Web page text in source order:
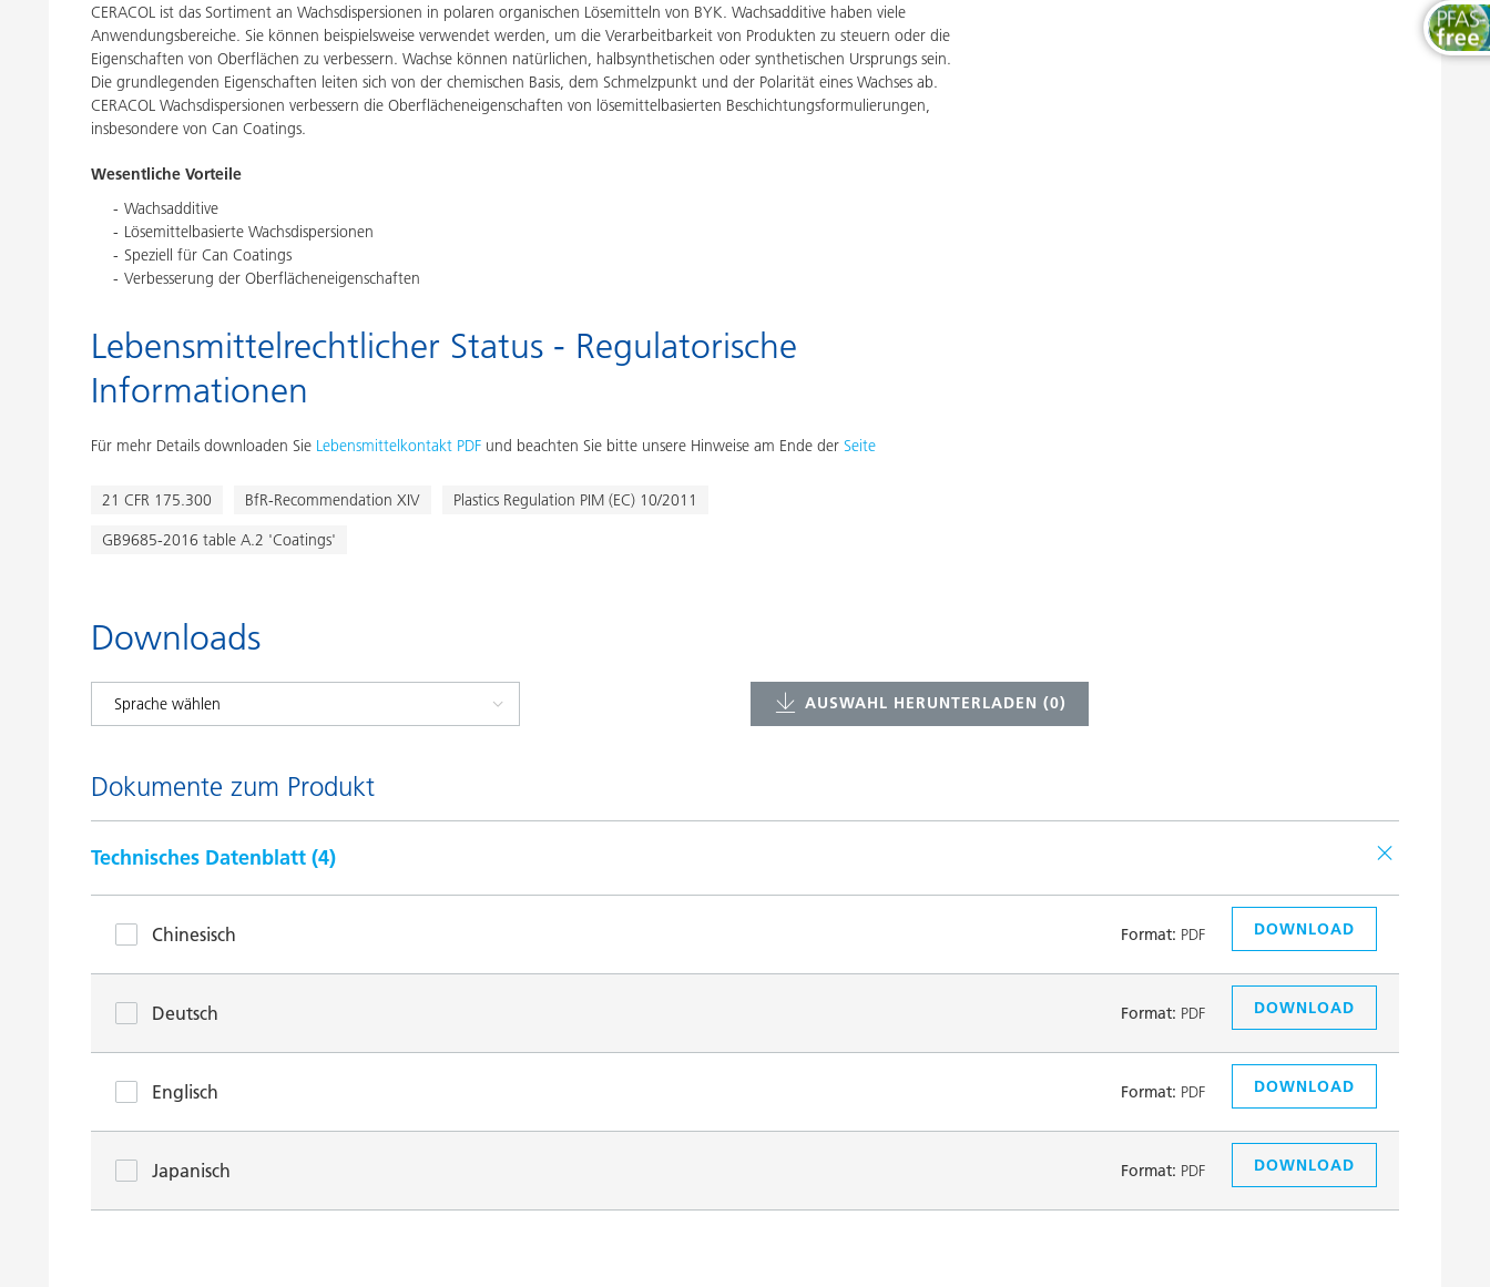
CERACOL ist das Sortiment an Wachsdispersionen in polaren organischen Lösemitteln von BYK. Wachsadditive haben viele
Anwendungsbereiche. Sie können beispielsweise verwendet werden, um die Verarbeitbarkeit von Produkten zu steuern oder die
Eigenschaften von Oberflächen zu verbessern. Wachse können natürlichen, halbsynthetischen oder synthetischen Ursprungs sein.
Die grundlegenden Eigenschaften leiten sich von der chemischen Basis, dem Schmelzpunkt und der Polarität eines Wachses ab.
CERACOL Wachsdispersionen verbessern die Oberflächeneigenschaften von lösemittelbasierten Beschichtungsformulierungen,
insbesondere von Can Coatings.
Wesentliche Vorteile
Wachsadditive
Lösemittelbasierte Wachsdispersionen
Speziell für Can Coatings
Verbesserung der Oberflächeneigenschaften
Lebensmittelrechtlicher Status - Regulatorische
Informationen
Für mehr Details downloaden Sie Lebensmittelkontakt PDF und beachten Sie bitte unsere Hinweise am Ende der Seite
21 CFR 175.300 BfR-Recommendation XIV
Plastics Regulation PIM (EC) 10/2011
GB9685-2016 table A.2 'Coatings'
Downloads
AUSWAHL HERUNTERLADEN (0)
Dokumente zum Produkt
Technisches Datenblatt (4)
Chinesisch Format: PDF DOWNLOAD
Deutsch Format: PDF DOWNLOAD
Englisch Format: PDF DOWNLOAD
Japanisch Format: PDF DOWNLOAD